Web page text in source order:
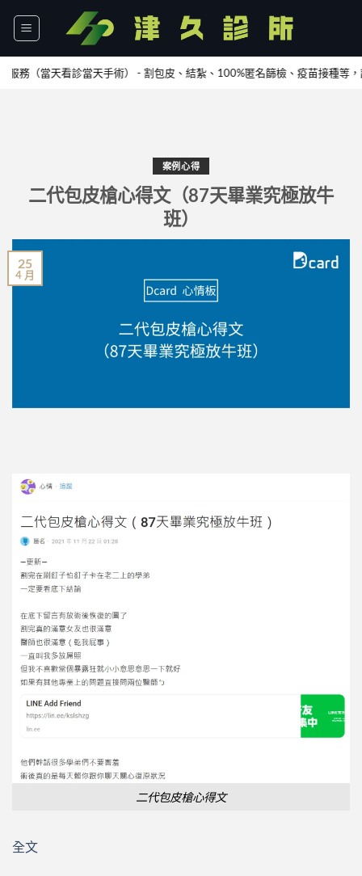
當天看診當天手術） - 割包皮、結紮、100%匿名篩檢、疫苗接種等，請加
案例心得
二代包皮槍心得文（87天畢業究極放牛
班）
25
4 月
二代包皮槍心得文
全文